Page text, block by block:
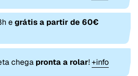
egrátis a partir de 60€
chega pronta a rolar!+info